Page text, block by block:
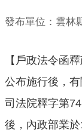
民
人
統
計
發布單位：雲林
【戶政法令函
公布施行後，
司法院釋字第
後，內政部業